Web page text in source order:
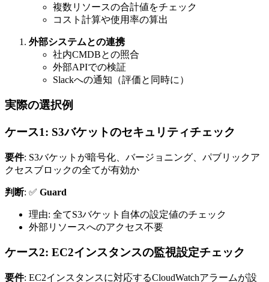
複数リソースの合計値をチェック
コスト計算や使用率の算出
外部システムとの連携
社内CMDBとの照合
外部APIでの検証
Slackへの通知（評価と同時に）
実際の選択例
ケース1: S3バケットのセキュリティチェック
要件: S3バケットが暗号化、バージョニング、パブリックア
クセスブロックの全てが有効か
判断: ✅ Guard
理由: 全てS3バケット自体の設定値のチェック
外部リソースへのアクセス不要
ケース2: EC2インスタンスの監視設定チェック
要件: EC2インスタンスに対応するCloudWatchアラームが設